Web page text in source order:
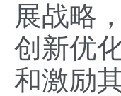
展战略
创新优
和激励